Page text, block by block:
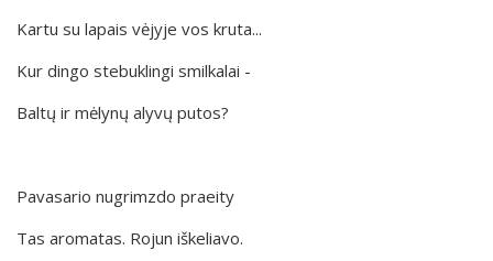
Kartu su lapais vėjyje vos kruta...
Kur dingo stebuklingi smilkalai -
Baltų ir mėlynų alyvų putos?
Pavasario nugrimzdo praeity
Tas aromatas. Rojun iškeliavo.